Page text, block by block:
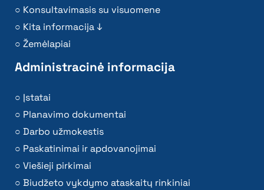
Konsultavimasis su visuomene
Kita informacija ↓
Žemėlapiai
Administracinė informacija
Įstatai
Planavimo dokumentai
Darbo užmokestis
Paskatinimai ir apdovanojimai
Viešieji pirkimai
Biudžeto vykdymo ataskaitų rinkiniai